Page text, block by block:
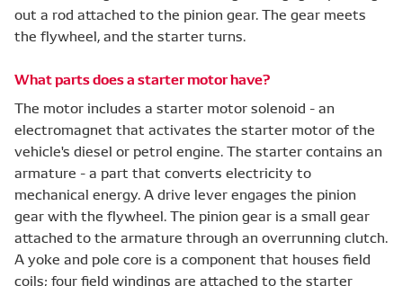
out a rod attached to the pinion gear. The gear meets
the flywheel, and the starter turns.
What parts does a starter motor have?
The motor includes a starter motor solenoid - an
electromagnet that activates the starter motor of the
vehicle's diesel or petrol engine. The starter contains an
armature - a part that converts electricity to
mechanical energy. A drive lever engages the pinion
gear with the flywheel. The pinion gear is a small gear
attached to the armature through an overrunning clutch.
A yoke and pole core is a component that houses field
coils; four field windings are attached to the starter